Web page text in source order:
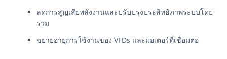
ลดการสูญเสียพลังงานและปรับปรุงประสิทธิภาพระบบโดย
รวม
ขยายอายุการใช้งานของ VFDs และมอเตอร์ที่เชื่อมต่อ